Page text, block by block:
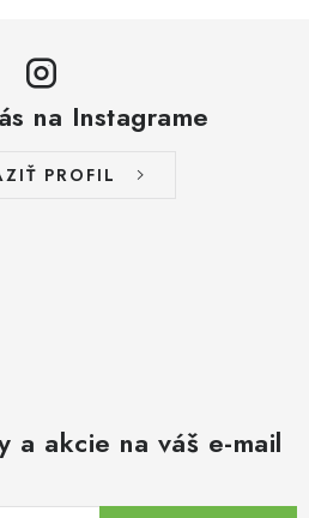
na Instagrame
PROFIL
a akcie na váš e-mail